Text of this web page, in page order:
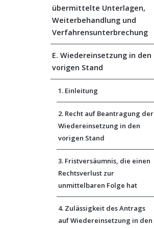
übermittelte Unterlagen,
Weiterbehandlung und
Verfahrensunterbrechung
E. Wiedereinsetzung in den
vorigen Stand
1. Einleitung
2. Recht auf Beantragung der
Wiedereinsetzung in den
vorigen Stand
3. Fristversäumnis, die einen
Rechtsverlust zur
unmittelbaren Folge hat
4. Zulässigkeit des Antrags
auf Wiedereinsetzung in den